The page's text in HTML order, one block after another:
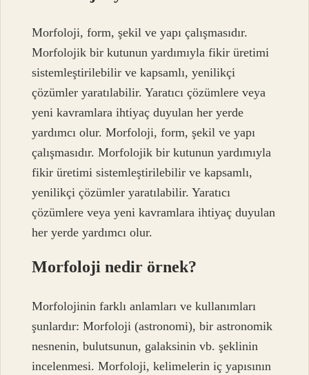
Morfoloji, form, şekil ve yapı çalışmasıdır.
Morfolojik bir kutunun yardımıyla fikir üretimi
sistemleştirilebilir ve kapsamlı, yenilikçi
çözümler yaratılabilir. Yaratıcı çözümlere veya
yeni kavramlara ihtiyaç duyulan her yerde
yardımcı olur. Morfoloji, form, şekil ve yapı
çalışmasıdır. Morfolojik bir kutunun yardımıyla
fikir üretimi sistemleştirilebilir ve kapsamlı,
yenilikçi çözümler yaratılabilir. Yaratıcı
çözümlere veya yeni kavramlara ihtiyaç duyulan
her yerde yardımcı olur.
Morfoloji nedir örnek?
Morfolojinin farklı anlamları ve kullanımları
şunlardır: Morfoloji (astronomi), bir astronomik
nesnenin, bulutsunun, galaksinin vb. şeklinin
incelenmesi. Morfoloji, kelimelerin iç yapısının